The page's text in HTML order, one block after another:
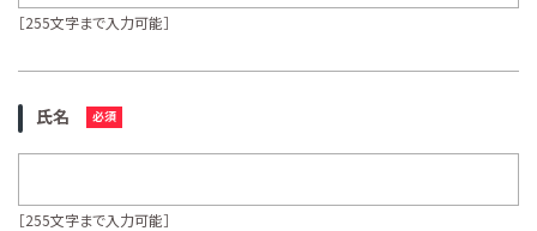
［255文字まで入力可能］
氏名
［255文字まで入力可能］